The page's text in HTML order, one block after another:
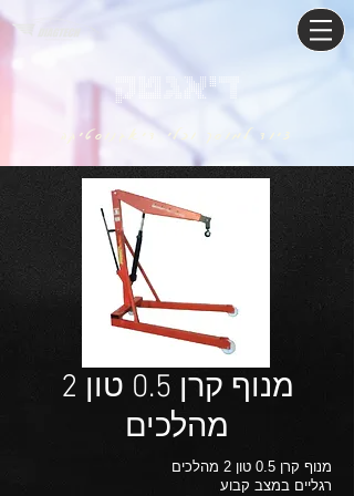
דיאגטק
ציוד למוסך וכלי דיאגנוסטיקה
מנוף קרן 0.5 טון 2
מהלכים
מנוף קרן 0.5 טון 2 מהלכים
רגליים במצב קבוע